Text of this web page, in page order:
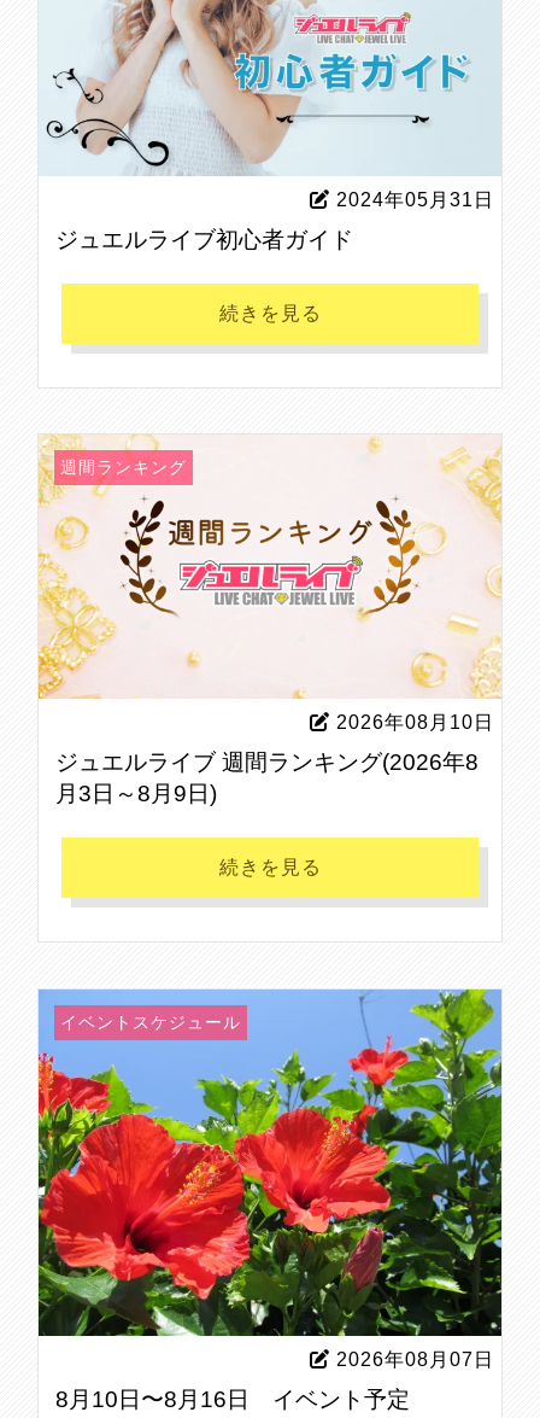
2024年05月31日
ジュエルライブ初心者ガイド
続きを見る
週間ランキング
2026年08月10日
ジュエルライブ 週間ランキング(2026年8
月3日～8月9日)
続きを見る
イベントスケジュール
2026年08月07日
8月10日〜8月16日 イベント予定